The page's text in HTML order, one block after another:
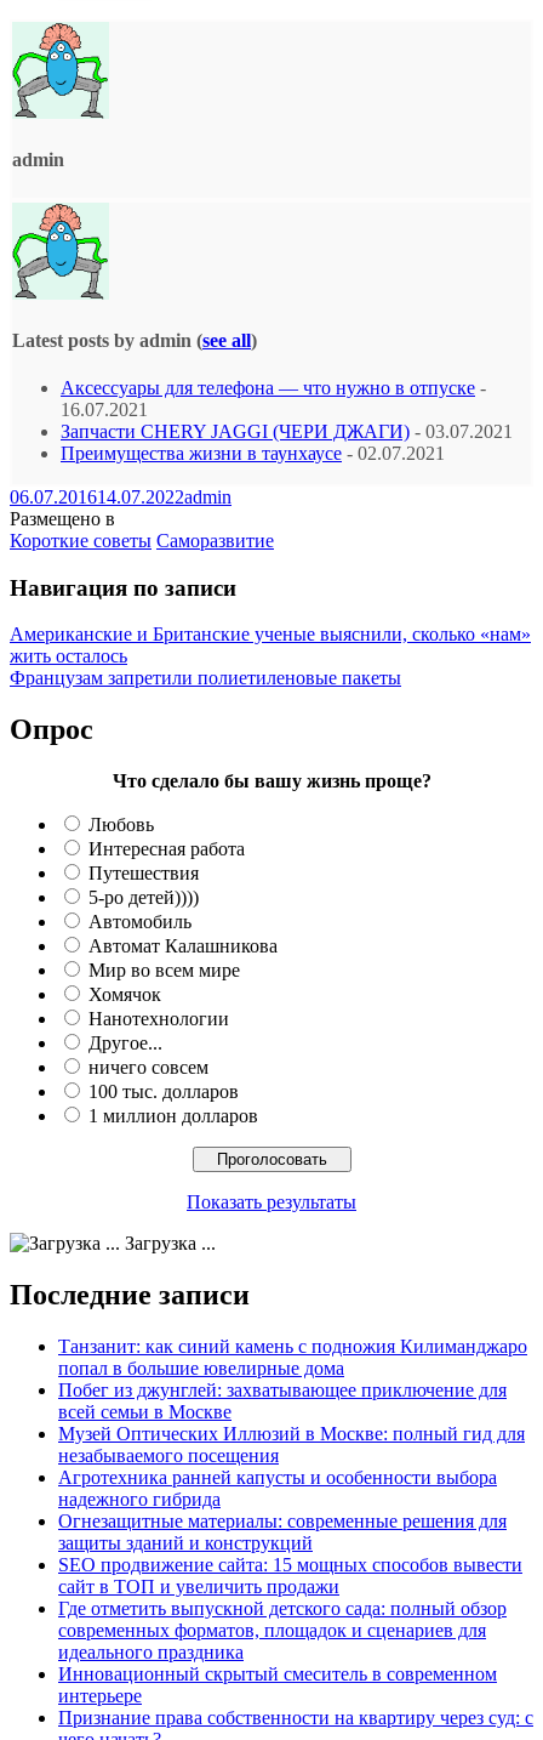
admin
Latest posts by admin (see all)
Аксессуары для телефона — что нужно в отпуске -
16.07.2021
Запчасти CHERY JAGGI (ЧЕРИ ДЖАГИ) - 03.07.2021
Преимущества жизни в таунхаусе - 02.07.2021
06.07.201614.07.2022admin
Размещено в
Короткие советы Саморазвитие
Навигация по записи
Американские и Британские ученые выяснили, сколько «нам»
жить осталось
Французам запретили полиетиленовые пакеты
Опрос
Что сделало бы вашу жизнь проще?
Любовь
Интересная работа
Путешествия
5-ро детей))))
Автомобиль
Автомат Калашникова
Мир во всем мире
Хомячок
Нанотехнологии
Другое...
ничего совсем
100 тыс. долларов
1 миллион долларов
Показать результаты
Загрузка ...
Последние записи
Танзанит: как синий камень с подножия Килиманджаро
попал в большие ювелирные дома
Побег из джунглей: захватывающее приключение для
всей семьи в Москве
Музей Оптических Иллюзий в Москве: полный гид для
незабываемого посещения
Агротехника ранней капусты и особенности выбора
надежного гибрида
Огнезащитные материалы: современные решения для
защиты зданий и конструкций
SEO продвижение сайта: 15 мощных способов вывести
сайт в ТОП и увеличить продажи
Где отметить выпускной детского сада: полный обзор
современных форматов, площадок и сценариев для
идеального праздника
Инновационный скрытый смеситель в современном
интерьере
Признание права собственности на квартиру через суд: с